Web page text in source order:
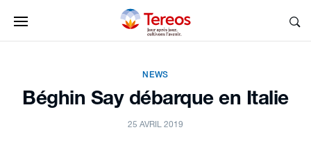
NEWS
Béghin Say débarque en Italie
25 AVRIL 2019